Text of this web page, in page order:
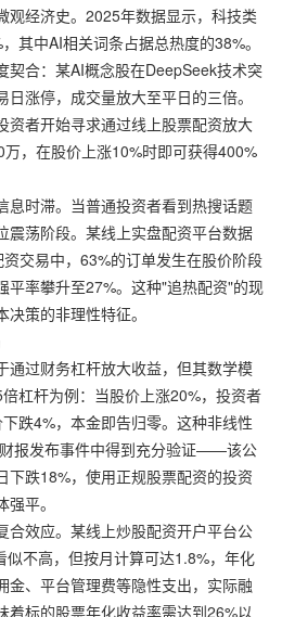
观经济史。2025年数据显示，科技类
其中AI相关词条占据总热度的38%。
契合：某AI概念股在DeepSeek技术突
涨停，成交量放大至平日的三倍。
资者开始寻求通过线上股票配资放大
，在股价上涨10%时即可获得400%
息时滞。当普通投资者看到热搜话题
震荡阶段。某线上实盘配资平台数据
交易中，63%的订单发生在股价阶段
平率攀升至27%。这种"追热配资"的现
策的非理性特征。
通过财务杠杆放大收益，但其数学模
杠杆为例：当股价上涨20%，投资者
跌4%，本金即告归零。这种非线性
报发布事件中得到充分验证——该公
下跌18%，使用正规股票配资的投资
平。
合效应。某线上炒股配资开户平台公
不高，但按月计算可达1.8%，年化
金、平台管理费等隐性支出，实际融
着标的股票年化收益率需达到26%以